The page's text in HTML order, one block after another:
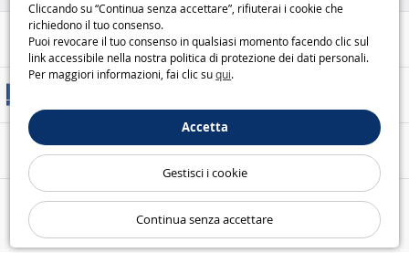
Cliccando su “Continua senza accettare”, rifiuterai i cookie che
richiedono il tuo consenso.
Puoi revocare il tuo consenso in qualsiasi momento facendo clic sul
link accessibile nella nostra politica di protezione dei dati personali.
Per maggiori informazioni, fai clic suqui.
Accetta
Gestisci i cookie
Continua senza accettare
Aiuto / Contatti
Pagamento sicuro
Le nostre garanzie